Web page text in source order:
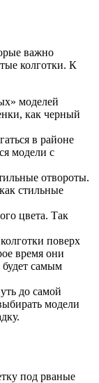
важно
колготки. К
моделей
как черный
в районе
модели с
отвороты.
стильные
цвета. Так
поверх
время они
будет самым
до самой
модели
под рваные